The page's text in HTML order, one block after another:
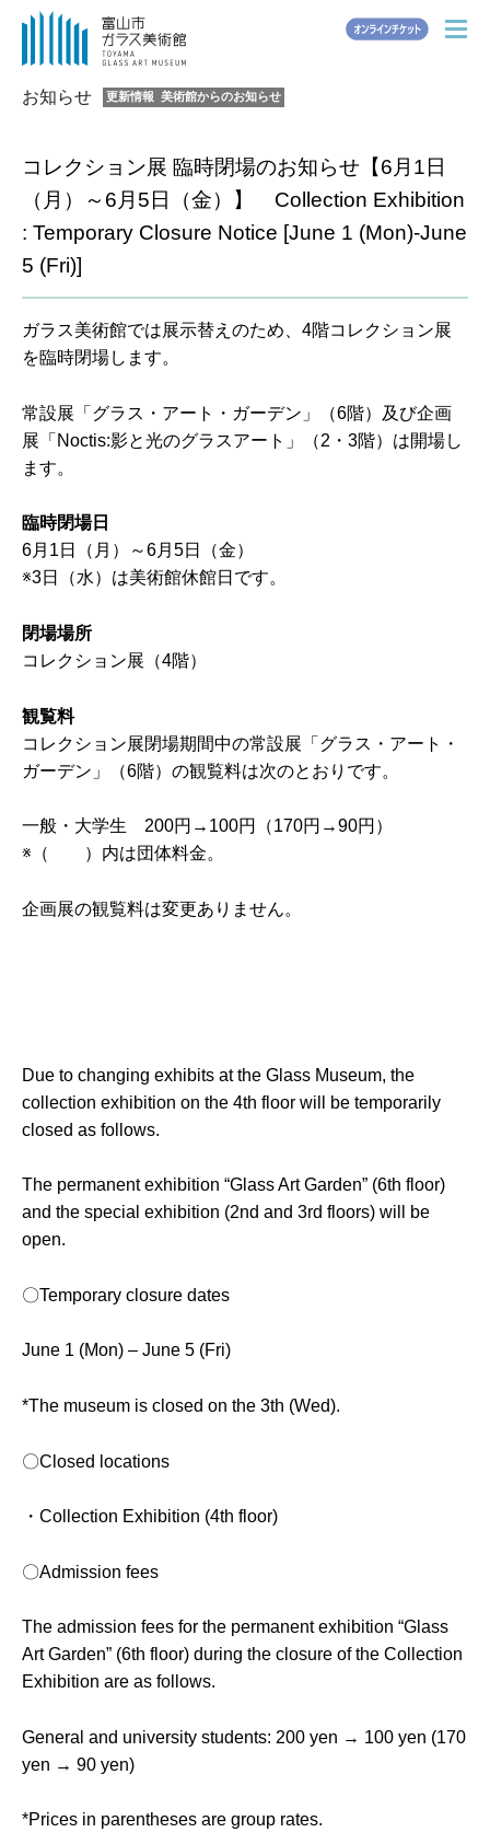
JA
ホーム
お知らせ
ご利用案内
入館時のお願い
美術館について
施設概要
イベント
コレクション・刊行物
お知らせ 更新情報 美術館からのお知らせ
コレクション展 臨時閉場のお知らせ【6月1日
（月）～6月5日（金）】 Collection Exhibition
: Temporary Closure Notice [June 1 (Mon)-June
5 (Fri)]
ガラス美術館では展示替えのため、4階コレクション展
を臨時閉場します。
常設展「グラス・アート・ガーデン」（6階）及び企画
展「Noctis:影と光のグラスアート」（2・3階）は開場し
ます。
臨時閉場日
6月1日（月）～6月5日（金）
※3日（水）は美術館休館日です。
閉場場所
コレクション展（4階）
観覧料
コレクション展閉場期間中の常設展「グラス・アート・
ガーデン」（6階）の観覧料は次のとおりです。
一般・大学生 200円→100円（170円→90円）
※（ ）内は団体料金。
企画展の観覧料は変更ありません。
Due to changing exhibits at the Glass Museum, the
collection exhibition on the 4th floor will be temporarily
closed as follows.
The permanent exhibition “Glass Art Garden” (6th floor)
and the special exhibition (2nd and 3rd floors) will be
open.
〇Temporary closure dates
June 1 (Mon) – June 5 (Fri)
*The museum is closed on the 3th (Wed).
〇Closed locations
・Collection Exhibition (4th floor)
〇Admission fees
The admission fees for the permanent exhibition “Glass
Art Garden” (6th floor) during the closure of the Collection
Exhibition are as follows.
General and university students: 200 yen → 100 yen (170
yen → 90 yen)
*Prices in parentheses are group rates.